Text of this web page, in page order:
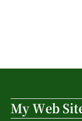
My Web